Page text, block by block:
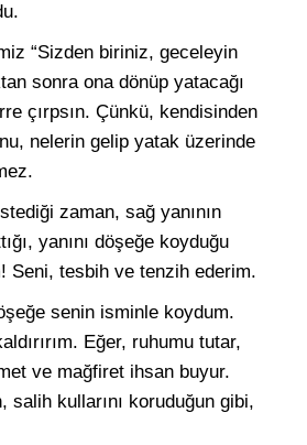
“Sizden biriniz, geceleyin
sonra ona dönüp yatacağı
çırpsın. Çünkü, kendisinden
nelerin gelip yatak üzerinde
zaman, sağ yanının
yanını döşeğe koyduğu
Seni, tesbih ve tenzih ederim.
senin isminle koydum.
Eğer, ruhumu tutar,
ve mağfiret ihsan buyur.
salih kullarını koruduğun gibi,